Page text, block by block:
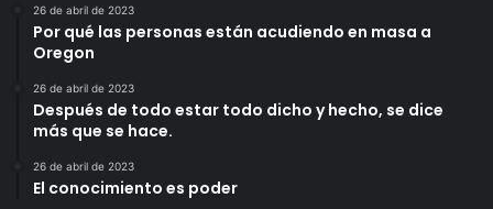
26 de abril de 2023
Por qué las personas están acudiendo en masa a
Oregon
26 de abril de 2023
Después de todo estar todo dicho y hecho, se dice
más que se hace.
26 de abril de 2023
El conocimiento es poder